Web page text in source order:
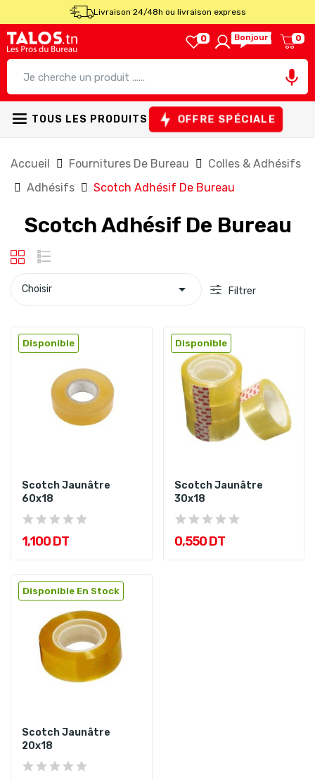
Livraison 24/48h ou livraison express
0 Bonjour ! 0

TOUS LES PRODUITS OFFRE SPÉCIALE
Accueil Fournitures De Bureau
Colles & Adhésifs
Adhésifs
Scotch Adhésif De Bureau
Scotch Adhésif De Bureau
Choisir  Filtrer
Disponible
Scotch Jaunâtre
60x18
1,100 DT
Disponible
Scotch Jaunâtre
30x18
0,550 DT
Disponible En Stock
Scotch Jaunâtre
20x18